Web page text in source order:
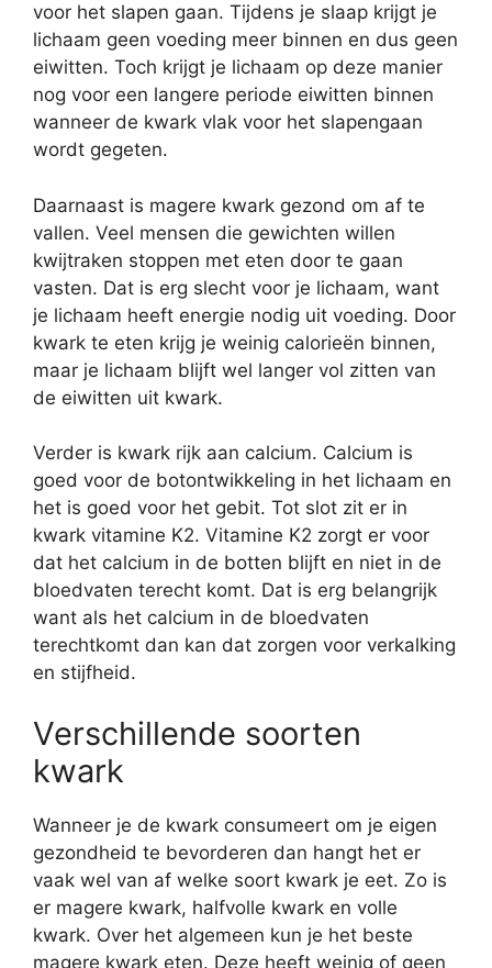
voor het slapen gaan. Tijdens je slaap krijgt je
lichaam geen voeding meer binnen en dus geen
eiwitten. Toch krijgt je lichaam op deze manier
nog voor een langere periode eiwitten binnen
wanneer de kwark vlak voor het slapengaan
wordt gegeten.
Daarnaast is magere kwark gezond om af te
vallen. Veel mensen die gewichten willen
kwijtraken stoppen met eten door te gaan
vasten. Dat is erg slecht voor je lichaam, want
je lichaam heeft energie nodig uit voeding. Door
kwark te eten krijg je weinig calorieën binnen,
maar je lichaam blijft wel langer vol zitten van
de eiwitten uit kwark.
Verder is kwark rijk aan calcium. Calcium is
goed voor de botontwikkeling in het lichaam en
het is goed voor het gebit. Tot slot zit er in
kwark vitamine K2. Vitamine K2 zorgt er voor
dat het calcium in de botten blijft en niet in de
bloedvaten terecht komt. Dat is erg belangrijk
want als het calcium in de bloedvaten
terechtkomt dan kan dat zorgen voor verkalking
en stijfheid.
Verschillende soorten
kwark
Wanneer je de kwark consumeert om je eigen
gezondheid te bevorderen dan hangt het er
vaak wel van af welke soort kwark je eet. Zo is
er magere kwark, halfvolle kwark en volle
kwark. Over het algemeen kun je het beste
magere kwark eten. Deze heeft weinig of geen